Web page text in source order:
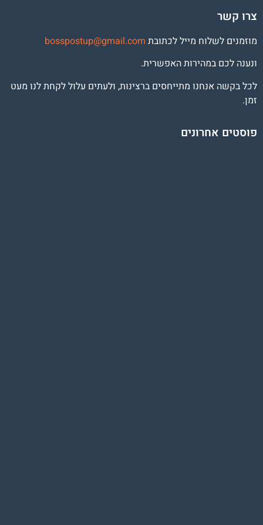
צרו קשר
מוזמנים לשלוח מייל לכתובת bosspostup@gmail.com
ונענה לכם במהירות האפשרית.
לכל בקשה אנחנו מתייחסים ברצינות, ולעתים עלול לקחת לנו מעט
זמן.
פוסטים אחרונים